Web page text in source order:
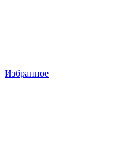
Избранное